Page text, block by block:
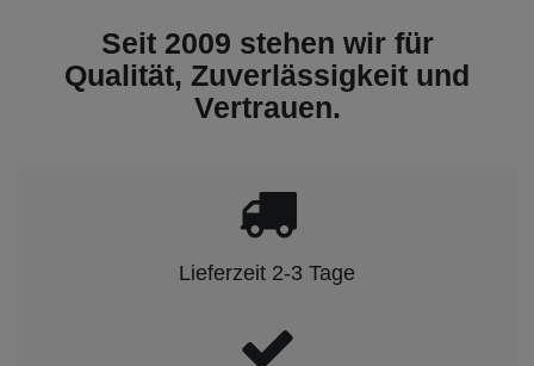
Seit 2009 stehen wir für
Qualität, Zuverlässigkeit und
Vertrauen.
Lieferzeit 2-3 Tage